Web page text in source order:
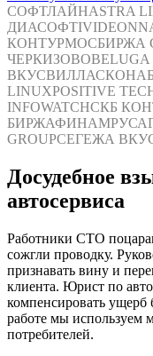
СОФТЛАЙНASTRA
ДИАСОФТIVIDEON
КОНТУРМОСБИРЖА
ЧЕРКИЗОВОBELUGA
ВКУСВИЛЛАСКОНА
LINUXPOSITIVE
INFOWATCHСКБ
БИРЖАФИНАМ
GROUPСЕГЕЖА
Досудебное
автосервиса
Работники СТО
сожгли проводку.
признавать вину и
клиента. Юрист по
компенсировать ущерб
работе мы используем
потребителей.